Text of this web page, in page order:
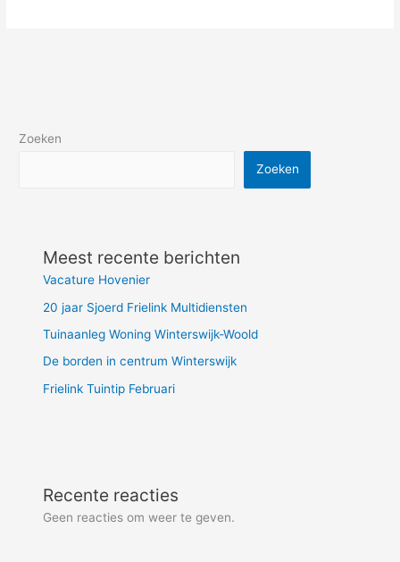
Zoeken
Zoeken
Meest recente berichten
Vacature Hovenier
20 jaar Sjoerd Frielink Multidiensten
Tuinaanleg Woning Winterswijk-Woold
De borden in centrum Winterswijk
Frielink Tuintip Februari
Recente reacties
Geen reacties om weer te geven.